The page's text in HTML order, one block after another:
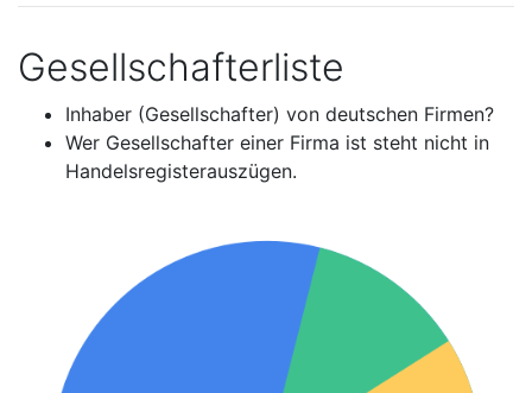
Gesellschafterliste
Inhaber (Gesellschafter) von deutschen Firmen?
Wer Gesellschafter einer Firma ist steht nicht in
Handelsregisterauszügen.